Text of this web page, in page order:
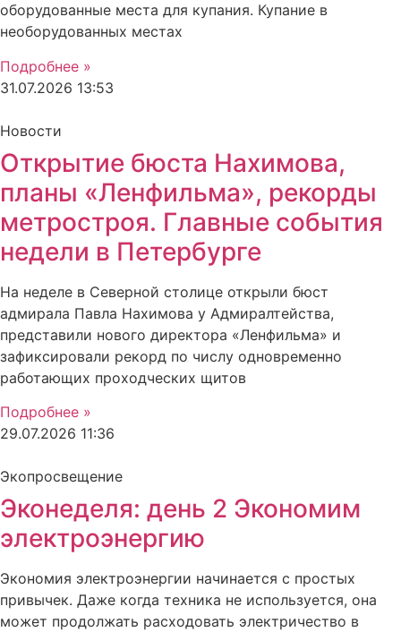
оборудованные места для купания. Купание в
необорудованных местах
Подробнее »
31.07.2026 13:53
Новости
Открытие бюста Нахимова,
планы «Ленфильма», рекорды
метростроя. Главные события
недели в Петербурге
На неделе в Северной столице открыли бюст
адмирала Павла Нахимова у Адмиралтейства,
представили нового директора «Ленфильма» и
зафиксировали рекорд по числу одновременно
работающих проходческих щитов
Подробнее »
29.07.2026 11:36
Экопросвещение
Эконеделя: день 2 Экономим
электроэнергию
Экономия электроэнергии начинается с простых
привычек. Даже когда техника не используется, она
может продолжать расходовать электричество в